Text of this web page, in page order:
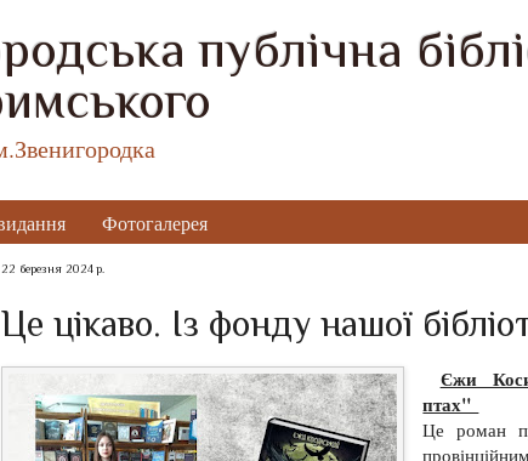
публічна
Фотогалерея
22 березня 2024 р.
Це цікаво. Із фонду нашої
Єжи
птах"
Це роман